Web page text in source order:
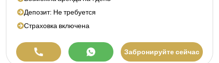
Депозит: Не требуется
Страховка включена
Забронируйте сейчас